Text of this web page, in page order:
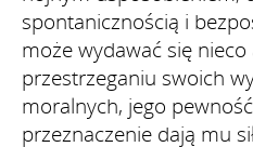
spontanicznością i
może wydawać się
przestrzeganiu swoich
moralnych, jego
przeznaczenie dają mu